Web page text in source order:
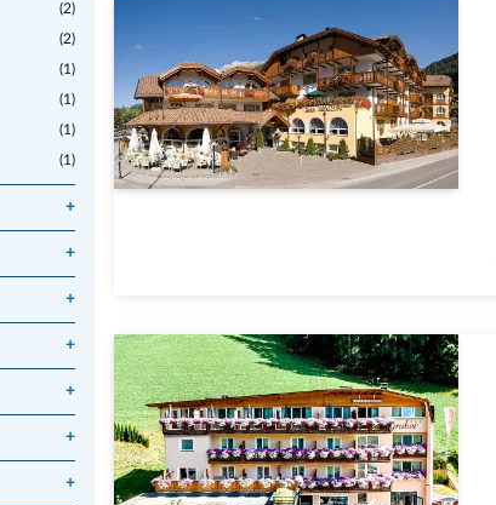
(2)
(2)
(1)
(1)
(1)
(1)
+
+
+
+
+
+
+